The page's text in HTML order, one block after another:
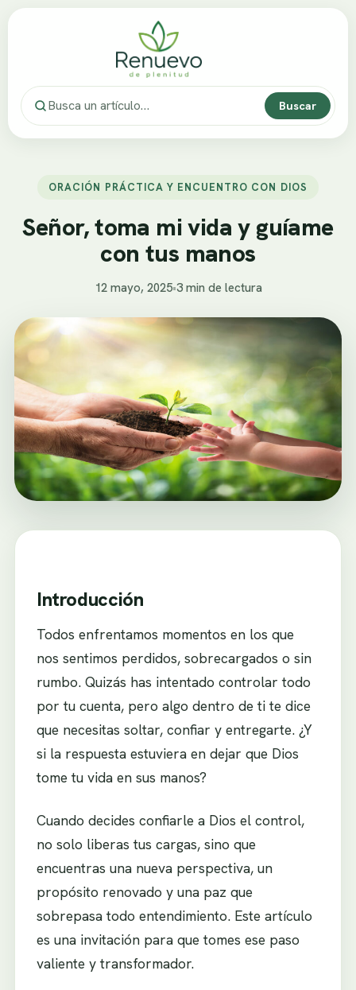
Buscar
ORACIÓN PRÁCTICA Y ENCUENTRO CON DIOS
Señor, toma mi vida y guíame
con tus manos
12 mayo, 2025•3 min de lectura
Introducción
Todos enfrentamos momentos en los que
nos sentimos perdidos, sobrecargados o sin
rumbo. Quizás has intentado controlar todo
por tu cuenta, pero algo dentro de ti te dice
que necesitas soltar, confiar y entregarte. ¿Y
si la respuesta estuviera en dejar que Dios
tome tu vida en sus manos?
Cuando decides confiarle a Dios el control,
no solo liberas tus cargas, sino que
encuentras una nueva perspectiva, un
propósito renovado y una paz que
sobrepasa todo entendimiento. Este artículo
es una invitación para que tomes ese paso
valiente y transformador.